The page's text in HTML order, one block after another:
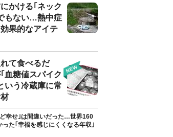
にかける｢ネック
もない…熱中症
果的なアイテ
て食べるだ
血糖値スパイク
いう冷蔵庫に常
幸せ｣は間違いだった…世界160
った｢幸福を感じにくくなる年収｣